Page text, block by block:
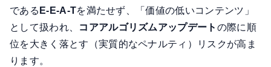
である E-E-A-Tを満たせず、「価値の低いコンテンツ」
として扱われ、
コアアルゴリズムアップデート の際に順
位を大きく落とす（実質的なペナルティ）リスクが高ま
ります。